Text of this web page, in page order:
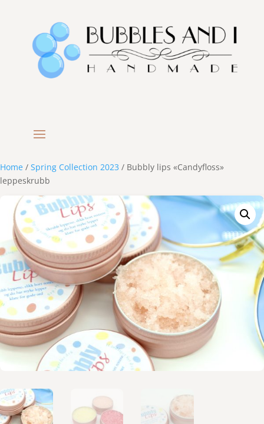
Home / Spring Collection 2023 / Bubbly lips «Candyfloss»
leppeskrubb